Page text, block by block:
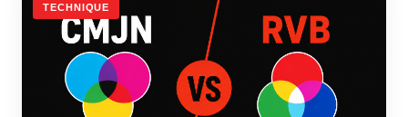
TECHNIQUE